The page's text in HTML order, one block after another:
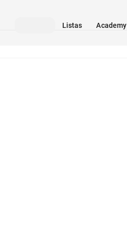
Listas Academy